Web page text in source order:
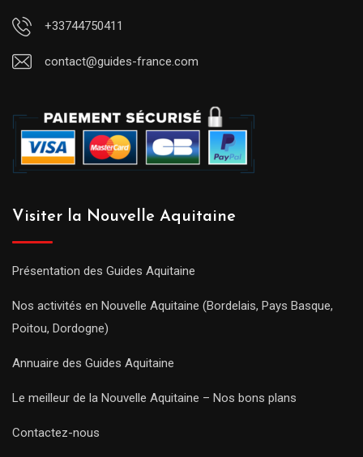
+33744750411
contact@guides-france.com
Visiter la Nouvelle Aquitaine
Présentation des Guides Aquitaine
Nos activités en Nouvelle Aquitaine (Bordelais, Pays Basque,
Poitou, Dordogne)
Annuaire des Guides Aquitaine
Le meilleur de la Nouvelle Aquitaine – Nos bons plans
Contactez-nous